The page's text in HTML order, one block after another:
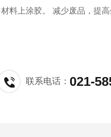
料上涂胶。 减少废品，提高
联系电话：021-